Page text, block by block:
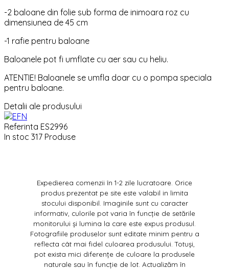
-2 baloane din folie sub forma de inimoara roz cu
dimensiunea de 45 cm
-1 rafie pentru baloane
Baloanele pot fi umflate cu aer sau cu heliu.
ATENTIE! Baloanele se umfla doar cu o pompa speciala
pentru baloane.
Detalii ale produsului
Referinta ES2996
In stoc 317 Produse
Expedierea comenzii în 1-2 zile lucratoare. Orice
produs prezentat pe site este valabil in limita
stocului disponibil. Imaginile sunt cu caracter
informativ, culorile pot varia în funcție de setările
monitorului și lumina la care este expus produsul.
Fotografiile produselor sunt editate minim pentru a
reflecta cât mai fidel culoarea produsului. Totuși,
pot exista mici diferențe de culoare la produsele
naturale sau în funcție de lot. Actualizăm în